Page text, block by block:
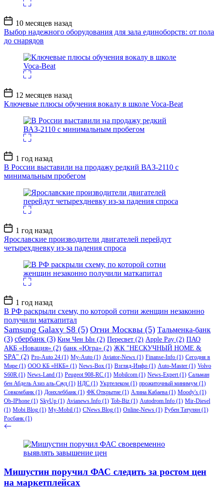
Дата
записи
10 месяцев назад
Выбор надежного оборудования для зала единоборств: от пола
до снарядов
Дата
записи
12 месяцев назад
Ключевые плюсы обучения вокалу в школе Voca-Beat
Дата
записи
1 год назад
В России выставили на продажу редкий ВАЗ-2110 с
минимальным пробегом
Дата
записи
1 год назад
Ярославские производители двигателей перейдут
четырехдневку из-за падения спроса
Дата
записи
1 год назад
В РФ раскрыли схему, по которой сотни женщин незаконно
получили маткапитал
Samsung Galaxy S8 (5) Огни Москвы (5) Тальменка-банк
(3) сбербанк (3) Ким Чен Ын (2) Пересвет (2) Apple Pay (2) ПАО
АКБ «Новация» (2) банк «Югра» (2) ЖК "НЕСКУЧНЫЙ HOME &
SPA" (2) Pro-Auto 24 (1) My-Auto (1) Aviator-News (1) Finanse-Info (1) Сегодня в
Мире (1) ООО КБ «НКБ» (1) News-Box (1) Взгляд-Инфо (1) Auto-Master (1) Volvo
S60R (1) News-Land (1) Peugeot 908-RC (1) Mobilcom (1) News-Expert(1) Сальман
бен Абдель Азиз аль-Сауд (1) НДС (1) Укртелеком (1) прожиточный минимум (1)
Совкомбанк (1) Донхлеббанк (1) ФК Открытие (1) Алина Кабаева (1) Moody's (1)
Ob-IPhone (1) SkyUp (1) Avianews.Info (1) Tob-Biz (1) Autodrom.Info (1) Mir-Diesel
(1) Mobi Blog (1) My-Mobil (1) CNews.Blog (1) Online-News (1) Рубен Татулян (1)
Росбанк (1)
Мишустин поручил ФАС следить за ростом цен
на маркетплейсах